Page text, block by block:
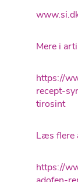
Mere i
https://
recept-
tirosint
Læs flere
https://